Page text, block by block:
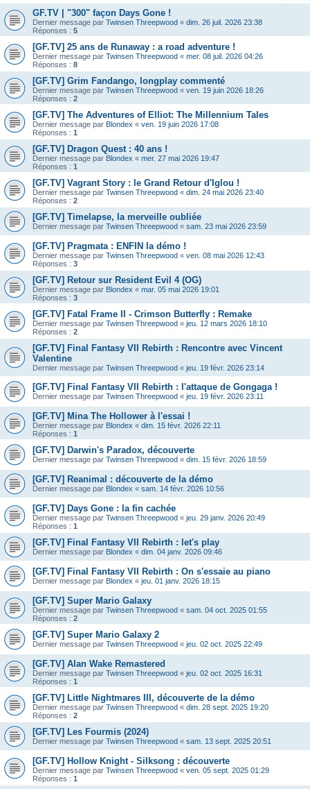
GF.TV | "300" façon Days Gone !
Dernier message par Twinsen Threepwood « dim. 26 juil. 2026 23:38
Réponses : 5
[GF.TV] 25 ans de Runaway : a road adventure !
Dernier message par Twinsen Threepwood « mer. 08 juil. 2026 04:26
Réponses : 8
[GF.TV] Grim Fandango, longplay commenté
Dernier message par Twinsen Threepwood « ven. 19 juin 2026 18:26
Réponses : 2
[GF.TV] The Adventures of Elliot: The Millennium Tales
Dernier message par Blondex « ven. 19 juin 2026 17:08
Réponses : 1
[GF.TV] Dragon Quest : 40 ans !
Dernier message par Blondex « mer. 27 mai 2026 19:47
Réponses : 1
[GF.TV] Vagrant Story : le Grand Retour d'Iglou !
Dernier message par Twinsen Threepwood « dim. 24 mai 2026 23:40
Réponses : 2
[GF.TV] Timelapse, la merveille oubliée
Dernier message par Twinsen Threepwood « sam. 23 mai 2026 23:59
[GF.TV] Pragmata : ENFIN la démo !
Dernier message par Twinsen Threepwood « ven. 08 mai 2026 12:43
Réponses : 3
[GF.TV] Retour sur Resident Evil 4 (OG)
Dernier message par Blondex « mar. 05 mai 2026 19:01
Réponses : 3
[GF.TV] Fatal Frame II - Crimson Butterfly : Remake
Dernier message par Twinsen Threepwood « jeu. 12 mars 2026 18:10
Réponses : 2
[GF.TV] Final Fantasy VII Rebirth : Rencontre avec Vincent
Valentine
Dernier message par Twinsen Threepwood « jeu. 19 févr. 2026 23:14
[GF.TV] Final Fantasy VII Rebirth : l'attaque de Gongaga !
Dernier message par Twinsen Threepwood « jeu. 19 févr. 2026 23:11
[GF.TV] Mina The Hollower à l'essai !
Dernier message par Blondex « dim. 15 févr. 2026 22:11
Réponses : 1
[GF.TV] Darwin's Paradox, découverte
Dernier message par Twinsen Threepwood « dim. 15 févr. 2026 18:59
[GF.TV] Reanimal : découverte de la démo
Dernier message par Blondex « sam. 14 févr. 2026 10:56
[GF.TV] Days Gone : la fin cachée
Dernier message par Twinsen Threepwood « jeu. 29 janv. 2026 20:49
Réponses : 1
[GF.TV] Final Fantasy VII Rebirth : let's play
Dernier message par Blondex « dim. 04 janv. 2026 09:46
[GF.TV] Final Fantasy VII Rebirth : On s'essaie au piano
Dernier message par Blondex « jeu. 01 janv. 2026 18:15
[GF.TV] Super Mario Galaxy
Dernier message par Twinsen Threepwood « sam. 04 oct. 2025 01:55
Réponses : 2
[GF.TV] Super Mario Galaxy 2
Dernier message par Twinsen Threepwood « jeu. 02 oct. 2025 22:49
[GF.TV] Alan Wake Remastered
Dernier message par Twinsen Threepwood « jeu. 02 oct. 2025 16:31
Réponses : 1
[GF.TV] Little Nightmares III, découverte de la démo
Dernier message par Twinsen Threepwood « dim. 28 sept. 2025 19:20
Réponses : 2
[GF.TV] Les Fourmis (2024)
Dernier message par Twinsen Threepwood « sam. 13 sept. 2025 20:51
[GF.TV] Hollow Knight - Silksong : découverte
Dernier message par Twinsen Threepwood « ven. 05 sept. 2025 01:29
Réponses : 1